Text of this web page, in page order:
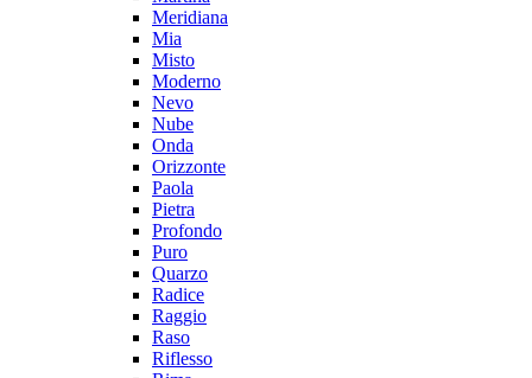
Meridiana
Mia
Misto
Moderno
Nevo
Nube
Onda
Orizzonte
Paola
Pietra
Profondo
Puro
Quarzo
Radice
Raggio
Raso
Riflesso